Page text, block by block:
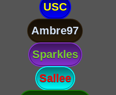
USC
Ambre97
Sparkles
Sallee